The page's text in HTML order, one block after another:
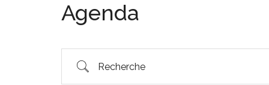
Agenda
Recherche